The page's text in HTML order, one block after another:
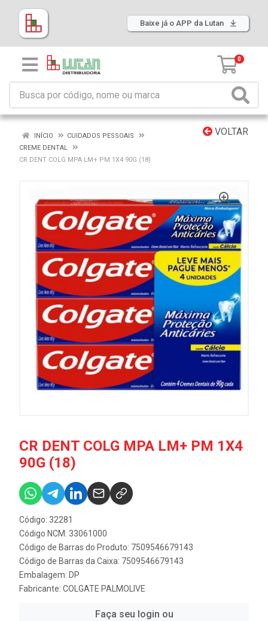
Baixe já o APP da Lutan
0
VOLTAR
INÍCIO
CUIDADOS PESSOAIS
CREME DENTAL
CR DENT COLG MPA LM+ PM 1X4 90G (18)
CR DENT COLG MPA LM+ PM 1X4
90G (18)
Código: 32281
Código NCM: 33061000
Código de Barras do Produto: 7509546679143
Código de Barras da Caixa: 7509546679143
Embalagem: DP
Fabricante: COLGATE PALMOLIVE
Faça seu login ou